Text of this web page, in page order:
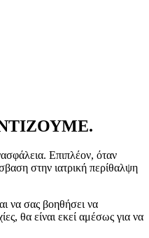
Επιπλέον, όταν
στην ιατρική περίθαλψη
να σας βοηθήσει να
θα είναι εκεί αμέσως για να